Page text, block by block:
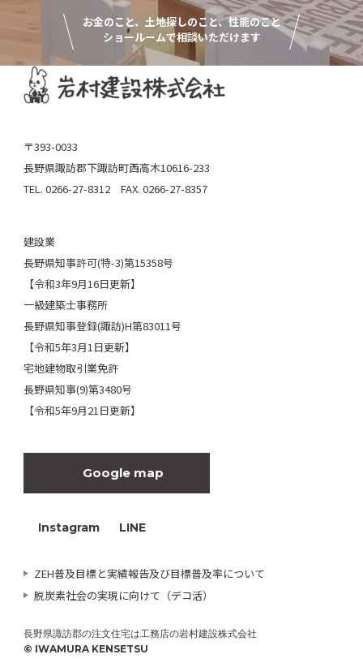
お金のこと、土地探しのこと、性能のこと
ショールームで相談いただけます
〒393-0033
長野県諏訪郡下諏訪町西高木10616-233
TEL. 0266-27-8312 FAX. 0266-27-8357
建設業
長野県知事許可(特-3)第15358号
【令和3年9月16日更新】
一級建築士事務所
長野県知事登録(諏訪)H第83011号
【令和5年3月1日更新】
宅地建物取引業免許
長野県知事(9)第3480号
【令和5年9月21日更新】
Google map
Instagram LINE
ZEH普及目標と実績報告及び目標普及率について
脱炭素社会の実現に向けて（デコ活）
長野県諏訪郡の注文住宅は工務店の岩村建設株式会社
© IWAMURA KENSETSU